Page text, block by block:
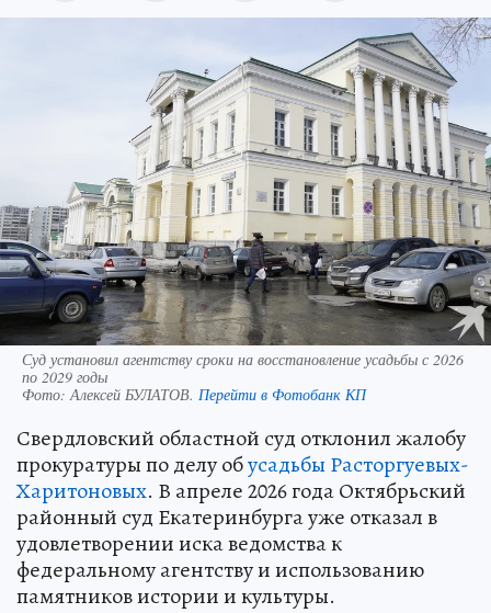
Суд установил агентству сроки на восстановление усадьбы с 2026
по 2029 годы
Фото:Алексей БУЛАТОВ. Перейти в Фотобанк КП
Свердловский областной суд отклонил жалобу
прокуратуры по делу обусадьбы Расторгуевых-
Харитоновых. В апреле 2026 года Октябрьский
районный суд Екатеринбурга уже отказал в
удовлетворении иска ведомства к
федеральному агентству и использованию
памятников истории и культуры.